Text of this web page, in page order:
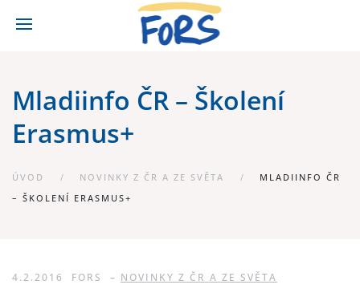
Mladiinfo ČR – Školení
Erasmus+
ÚVOD NOVINKY Z ČR A ZE SVĚTA
MLADIINFO ČR
– ŠKOLENÍ ERASMUS+
4.2.2016 FORS – NOVINKY Z ČR A ZE SVĚTA